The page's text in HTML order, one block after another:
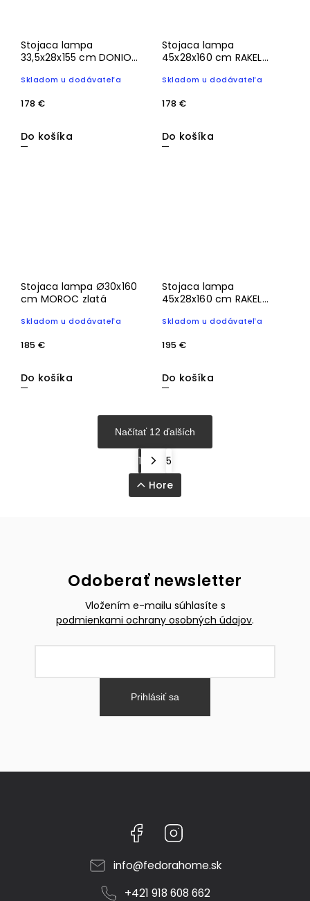
Stojaca lampa
33,5x28x155 cm DONIO
lano krémová
Skladom u dodávateľa
178 €
Do košíka
Stojaca lampa
45x28x160 cm RAKEL
Skladom u dodávateľa
178 €
Do košíka
Stojaca lampa Ø30x160
cm MOROC zlatá
Skladom u dodávateľa
185 €
Do košíka
Stojaca lampa
45x28x160 cm RAKEL
Skladom u dodávateľa
195 €
Do košíka
Načítať 12 ďalších
1
5
Hore
Odoberať newsletter
Vložením e-mailu súhlasíte s
podmienkami ochrany osobných údajov.
Prihlásiť sa
Facebook
info@fedorahome.sk
+421 918 608 662